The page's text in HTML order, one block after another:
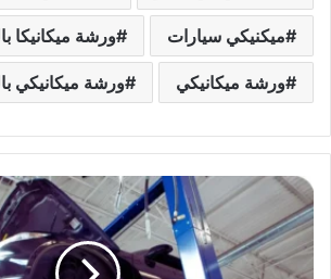
ميكنيكي سيارات ورشة ميكانيكا
ورشة ميكانيكي ورشة ميكانيكي
أ
ف
ض
ل